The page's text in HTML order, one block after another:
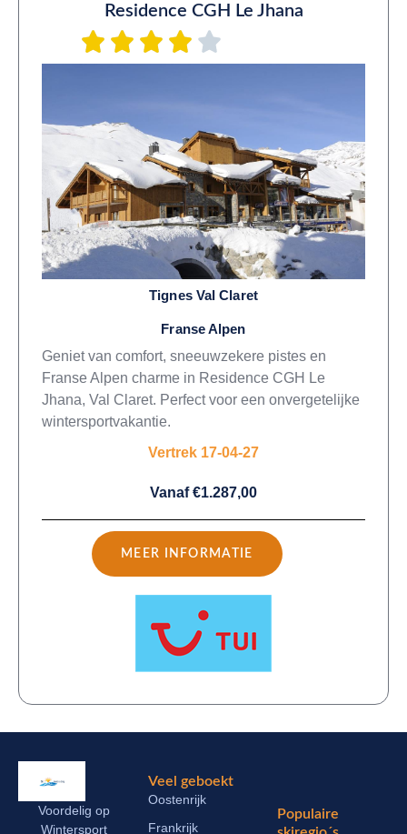
Residence CGH Le Jhana
Tignes Val Claret
Franse Alpen
Geniet van comfort, sneeuwzekere pistes en
Franse Alpen charme in Residence CGH Le
Jhana, Val Claret. Perfect voor een onvergetelijke
wintersportvakantie.
Vertrek 17-04-27
Vanaf €1.287,00
MEER INFORMATIE
Voordelig op
Wintersport
Veel geboekt
Oostenrijk
Frankrijk
Populaire